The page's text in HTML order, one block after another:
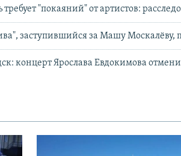
"покаяний" от артистов:
заступившийся за Машу Москалёву,
концерт Ярослава Евдокимова